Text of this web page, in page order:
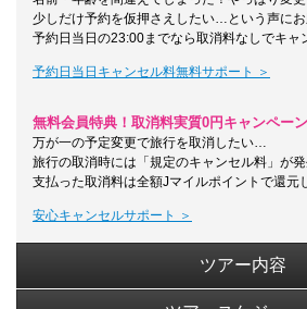
少しだけ予約を仮押さえしたい…という声にお
予約日当日の23:00までなら取消料なしでキャ
予約日当日キャンセル料無料サポート ＞
無料会員特典！取消料実質0円キャンペーン
万が一の予定変更で旅行を取消したい…
旅行の取消時には「規定のキャンセル料」が発
支払った取消料は全額Jマイルポイントで還元
安心キャンセルサポート ＞
ツアー内容